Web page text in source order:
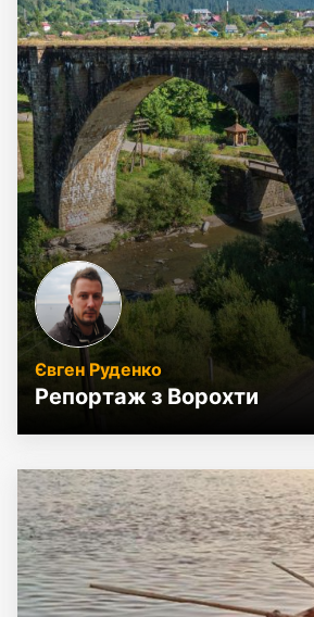
Євген Руденко
Репортаж з Ворохти